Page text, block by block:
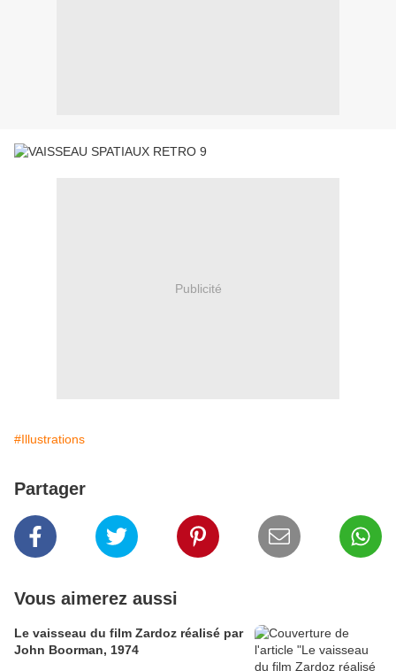
Publicité
#Illustrations
Partager
Vous aimerez aussi
Le vaisseau du film Zardoz réalisé par
John Boorman, 1974